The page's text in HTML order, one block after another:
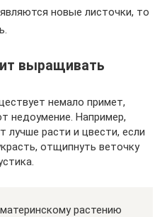
новые листочки, то
выращивать
немало примет,
недоумение. Например,
лучше расти и цвести, если
отщипнуть веточку
растению